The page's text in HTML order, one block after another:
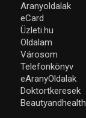
Aranyoldalak
eCard
Üzleti.hu
Oldalam
Városom
Telefonkönyv
eAranyOldalak
Doktortkeresek
Beautyandhealth